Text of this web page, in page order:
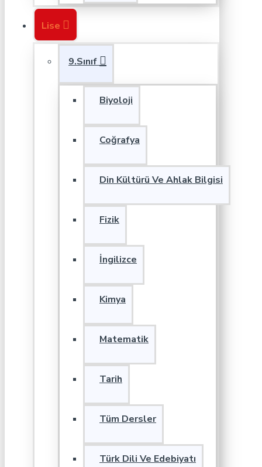
Lise
9.Sınıf
Biyoloji
Coğrafya
Din Kültürü Ve Ahlak Bilgisi
Fizik
İngilizce
Kimya
Matematik
Tarih
Tüm Dersler
Türk Dili Ve Edebiyatı